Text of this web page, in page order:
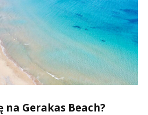
na Gerakas Beach?